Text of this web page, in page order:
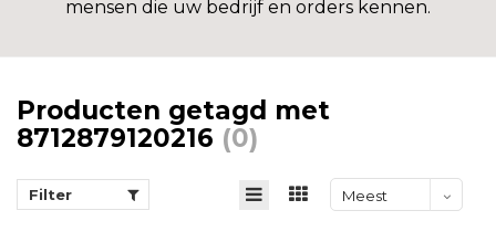
mensen die uw bedrijf en orders kennen.
Producten getagd met
8712879120216 (0)
Filter
Meest